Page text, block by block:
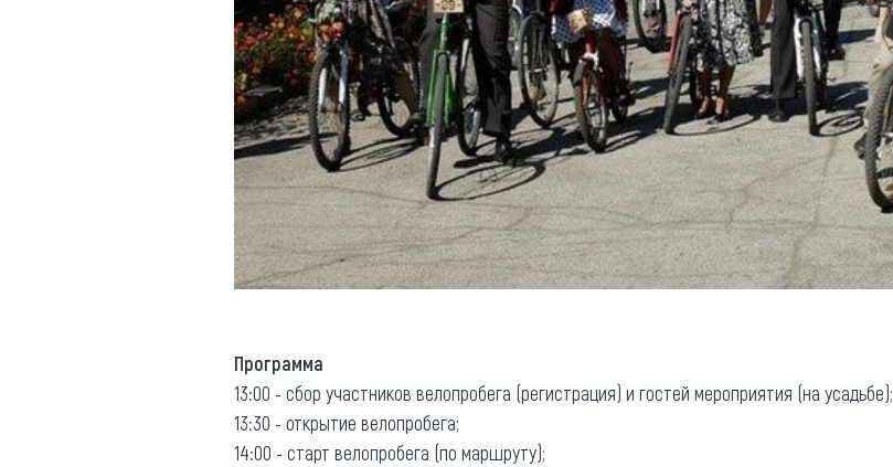
Программа
13:00 - сбор участников велопробега (регистрация) и гостей мероприятия (на усадьбе);
13:30 - открытие велопробега;
14:00 - старт велопробега (по маршруту);